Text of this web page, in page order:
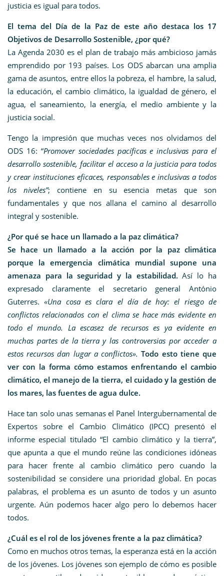
justicia es igual para todos.
El tema del Día de la Paz de este año destaca los 17
Objetivos de Desarrollo Sostenible, ¿por qué?
La Agenda 2030 es el plan de trabajo más ambicioso jamás
emprendido por 193 países. Los ODS abarcan una amplia
gama de asuntos, entre ellos la pobreza, el hambre, la salud,
la educación, el cambio climático, la igualdad de género, el
agua, el saneamiento, la energía, el medio ambiente y la
justicia social.
Tengo la impresión que muchas veces nos olvidamos del
ODS 16: “Promover sociedades pacíficas e inclusivas para el
desarrollo sostenible, facilitar el acceso a la justicia para todos
y crear instituciones eficaces, responsables e inclusivas a todos
los niveles”; contiene en su esencia metas que son
fundamentales y que nos allana el camino al desarrollo
integral y sostenible.
¿Por qué se hace un llamado a la paz climática?
Se hace un llamado a la acción por la paz climática
porque la emergencia climática mundial supone una
amenaza para la seguridad y la estabilidad. Así lo ha
expresado claramente el secretario general António
Guterres.«Una cosa es clara el día de hoy: el riesgo de
conflictos relacionados con el clima se hace más evidente en
todo el mundo. La escasez de recursos es ya evidente en
muchas partes de la tierra y las controversias por acceder a
estos recursos dan lugar a conflictos». Todo esto tiene que
ver con la forma cómo estamos enfrentando el cambio
climático, el manejo de la tierra, el cuidado y la gestión de
los mares, las fuentes de agua dulce.
Hace tan solo unas semanas el Panel Intergubernamental de
Expertos sobre el Cambio Climático (IPCC) presentó el
informe especial titulado “El cambio climático y la tierra”,
que apunta a que el mundo reúne las condiciones idóneas
para hacer frente al cambio climático pero cuando la
sostenibilidad se considere una prioridad global. En pocas
palabras, el problema es un asunto de todos y un asunto
urgente. Aún podemos hacer algo pero lo debemos hacer
todos.
¿Cuál es el rol de los jóvenes frente a la paz climática?
Como en muchos otros temas, la esperanza está en la acción
de los jóvenes. Los jóvenes son ejemplo de cómo es posible